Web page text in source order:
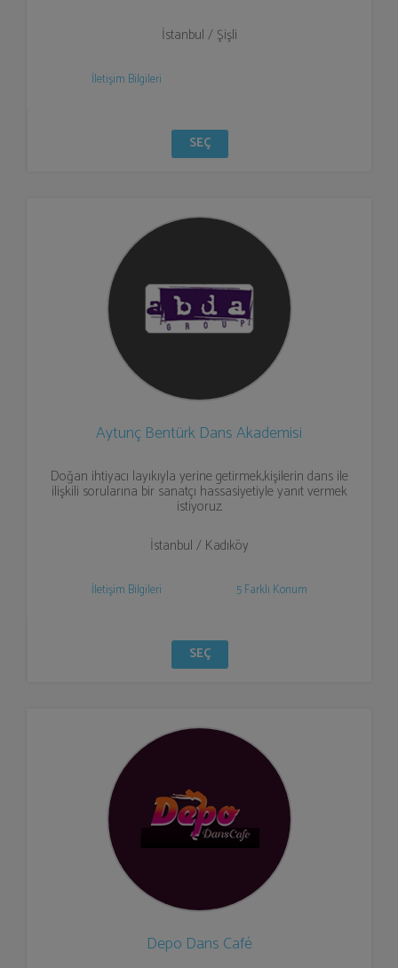
İstanbul / Şişli
İletişim Bilgileri
SEÇ
Aytunç Bentürk Dans Akademisi
Doğan ihtiyacı layıkıyla yerine getirmek,kişilerin dans ile
ilişkili sorularına bir sanatçı hassasiyetiyle yanıt vermek
istiyoruz.
İstanbul / Kadıköy
İletişim Bilgileri 5 Farklı Konum
SEÇ
Depo Dans Café